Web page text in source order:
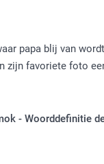
papa blij van
zijn favoriete foto
- Woorddefinitie